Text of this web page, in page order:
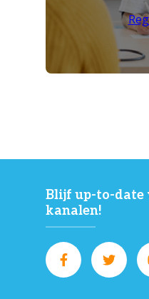
Blijf up-to-date
kanalen!